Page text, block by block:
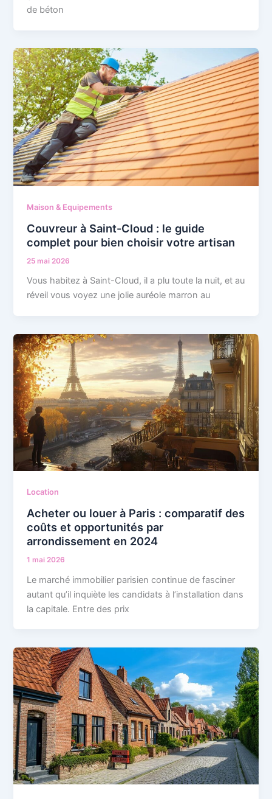
de béton
Maison & Equipements
Couvreur à Saint-Cloud : le guide
complet pour bien choisir votre artisan
25 mai 2026
Vous habitez à Saint-Cloud, il a plu toute la nuit, et au
réveil vous voyez une jolie auréole marron au
Location
Acheter ou louer à Paris : comparatif des
coûts et opportunités par
arrondissement en 2024
1 mai 2026
Le marché immobilier parisien continue de fasciner
autant qu’il inquiète les candidats à l’installation dans
la capitale. Entre des prix